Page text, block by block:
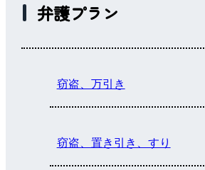
弁護プラン
窃盗、万引き
窃盗、置き引き、すり